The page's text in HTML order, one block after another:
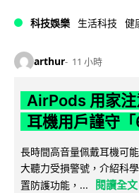
科技娛樂 生活科技 健
arthur 11 小時
AirPods 用家
耳機用戶謹守
長時間高音量佩戴耳機可
大聽力受損警號，介紹科
置防護功能，...
閱讀全文